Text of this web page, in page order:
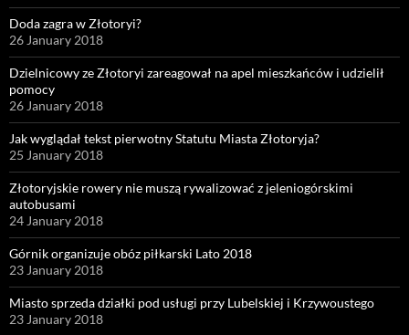
Doda zagra w Złotoryi?
26 January 2018
Dzielnicowy ze Złotoryi zareagował na apel mieszkańców i udzielił
pomocy
26 January 2018
Jak wyglądał tekst pierwotny Statutu Miasta Złotoryja?
25 January 2018
Złotoryjskie rowery nie muszą rywalizować z jeleniogórskimi
autobusami
24 January 2018
Górnik organizuje obóz piłkarski Lato 2018
23 January 2018
Miasto sprzeda działki pod usługi przy Lubelskiej i Krzywoustego
23 January 2018